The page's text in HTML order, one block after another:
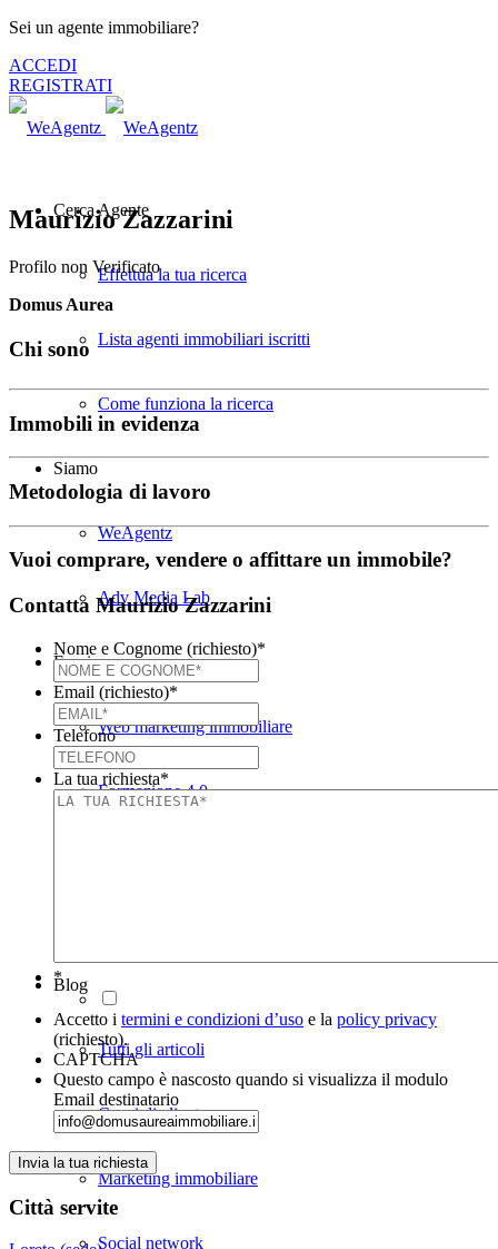
Sei un agente immobiliare?
ACCEDI
REGISTRATI
Cerca Agente
Effettua la tua ricerca
Lista agenti immobiliari iscritti
Come funziona la ricerca
Siamo
WeAgentz
Adv Media Lab
Facciamo
Web marketing immobiliare
Formazione 4.0
Blog
Tutti gli articoli
Consigli cliente
Marketing immobiliare
Social network
Maurizio Zazzarini
Profilo non Verificato
Domus Aurea
Chi sono
Immobili in evidenza
Metodologia di lavoro
Vuoi comprare, vendere o affittare un immobile?
Contatta Maurizio Zazzarini
Nome e Cognome (richiesto)*
Email (richiesto)*
Telefono
La tua richiesta*
*
Accetto i termini e condizioni d’uso e la policy privacy
(richiesto).
CAPTCHA
Questo campo è nascosto quando si visualizza il modulo
Email destinatario
Città servite